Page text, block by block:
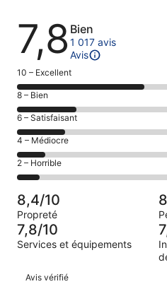
Avis
7,8 Bien
1 017 avis
Avis
Note
des
voyageurs
de 10
(Excellent),
d’après 457 avis
sur 1017.
10 – Excellent
Note
des
voyageurs
de 8
(Bien),
d’après 213 avis
sur 1017.
8 – Bien
Note
des
voyageurs
de 6
(Satisfaisant),
sur 1017.
6 – Satisfaisant
Note
des
voyageurs
de 4
(Médiocre),
d’après 97 avis
sur 1017.
4 – Médiocre
Note
des
voyageurs
de 2
(Horrible),
d’après 82 avis
sur 1017.
2 – Horrible
8,4/10
Propreté
7,8/10
Services et équipements
Avis
Avis vérifié